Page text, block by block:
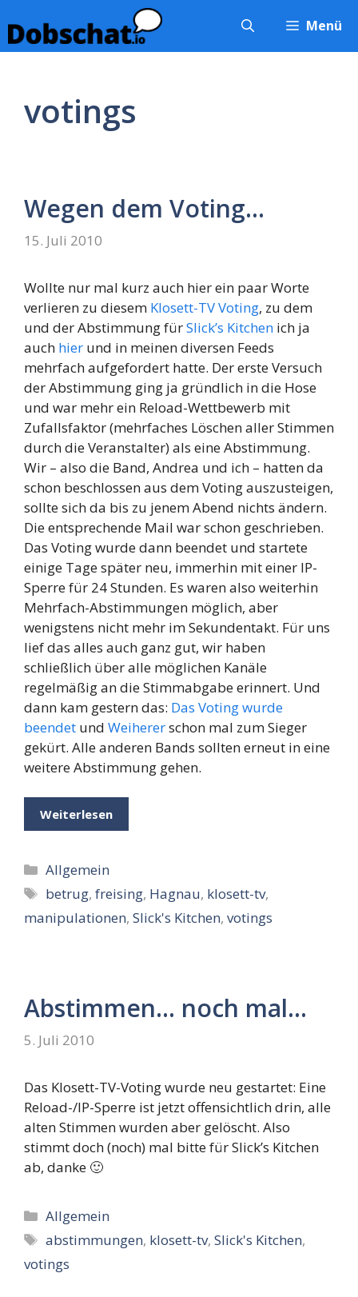
Inhalt
springen
Menü
votings
Wegen dem Voting…
15. Juli 2010
Wollte nur mal kurz auch hier ein paar Worte
verlieren zu diesem Klosett-TV Voting, zu dem
und der Abstimmung fürSlick’s Kitchen ich ja
auch hier und in meinen diversen Feeds
mehrfach aufgefordert hatte. Der erste Versuch
der Abstimmung ging ja gründlich in die Hose
und war mehr ein Reload-Wettbewerb mit
Zufallsfaktor (mehrfaches Löschen aller Stimmen
durch die Veranstalter) als eine Abstimmung.
Wir – also die Band, Andrea und ich – hatten da
schon beschlossen aus dem Voting auszusteigen,
sollte sich da bis zu jenem Abend nichts ändern.
Die entsprechende Mail war schon geschrieben.
Das Voting wurde dann beendet und startete
einige Tage später neu, immerhin mit einer IP-
Sperre für 24 Stunden. Es waren also weiterhin
Mehrfach-Abstimmungen möglich, aber
wenigstens nicht mehr im Sekundentakt. Für uns
lief das alles auch ganz gut, wir haben
schließlich über alle möglichen Kanäle
regelmäßig an die Stimmabgabe erinnert. Und
dann kam gestern das: Das Voting wurde
beendet und Weihererschon mal zum Sieger
gekürt. Alle anderen Bands sollten erneut in eine
weitere Abstimmung gehen.
Weiterlesen
Kategorien
Allgemein
Schlagwörter
betrug,freising, Hagnau, klosett-tv,
manipulationen, Slick's Kitchen, votings
Abstimmen… noch mal…
5. Juli 2010
Das Klosett-TV-Voting wurde neu gestartet: Eine
Reload-/IP-Sperre ist jetzt offensichtlich drin, alle
alten Stimmen wurden aber gelöscht. Also
stimmt doch (noch) mal bitte für Slick’s Kitchen
ab, danke 🙂
Kategorien
Allgemein
Schlagwörter
abstimmungen, klosett-tv,Slick's Kitchen,
votings